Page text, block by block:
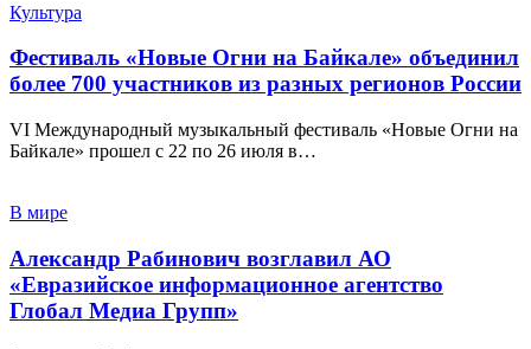
Культура
Фестиваль «Новые Огни на Байкале» объединил
более 700 участников из разных регионов России
VI Международный музыкальный фестиваль «Новые Огни на
Байкале» прошел с 22 по 26 июля в…
В мире
Александр Рабинович возглавил АО
«Евразийское информационное агентство
Глобал Медиа Групп»